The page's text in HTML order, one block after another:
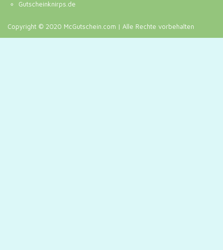
Gutscheinknirps.de
Copyright © 2020 McGutschein.com | Alle Rechte vorbehalten